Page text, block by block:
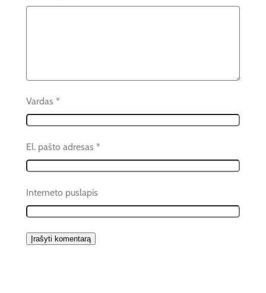
Vardas *
El. pašto adresas *
Interneto puslapis